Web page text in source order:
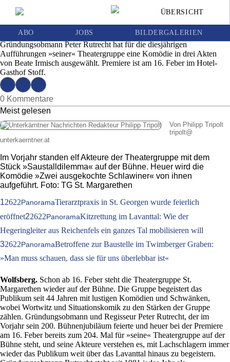
ÜBERSICHT
ABO JOBS BILDERGALERIEN
Theatergruppe St. Margarethen kehrt mit
Ausgabe 06 | Dienstag, 6. Februar 2024
Gründungsobmann Peter Rutrecht hat für die diesjährigen
Aufführungen »seiner« Theatergruppe eine Komödie in drei Akten
von Beate Irmisch ausgewählt. Premiere ist am 16. Feber im Hotel-
Gasthof Stoff.
0 Kommentare
Meist gelesen
Von Philipp Tripolt
tripolt@
unterkaerntner.at
Im Vorjahr standen elf Akteure der Theatergruppe mit dem
Stück »Saustalldilemma« auf der Bühne. Heuer wird die
Komödie »Zwei ausgekochte Schlawiner« von ihnen
aufgeführt. Foto: TG St. Margarethen
12622PanoramaTierarztpraxis in St. Georgen wurde feierlich
eröffnet22622PanoramaKitzrettung im Lavanttal: Wie der
Hegeringleiter aus Reichenfels ein ganzes Tal mobilisieren will
32622PanoramaBetroffene zur Baustelle im Twimberger Graben:
»Man muss schauen, dass sie für uns überlebbar ist«
Wolfsberg. Schon ab 16. Feber steht die Theatergruppe St.
Margarethen wieder auf der Bühne. Die Gruppe begeistert das
Publikum seit 44 Jahren mit lustigen Komödien und Schwänken,
wobei Wortwitz und Situationskomik zu den Stärken der Gruppe
zählen. Gründungsobmann und Regisseur Peter Rutrecht, der im
Vorjahr sein 200. Bühnenjubiläum feierte und heuer bei der Premiere
am 16. Feber bereits zum 204. Mal für »seine« Theatergruppe auf der
Bühne steht, und seine Akteure verstehen es, mit Lachschlagern immer
wieder das Publikum weit über das Lavanttal hinaus zu begeistern.